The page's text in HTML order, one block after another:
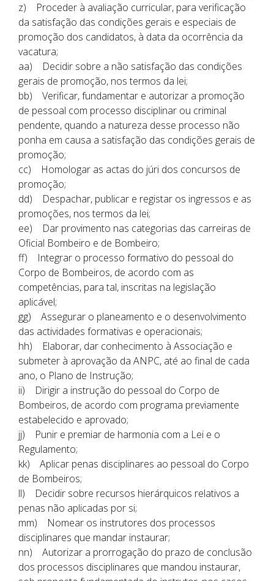
z) Proceder à avaliação curricular, para verificação
da satisfação das condições gerais e especiais de
promoção dos candidatos, à data da ocorrência da
vacatura;
aa) Decidir sobre a não satisfação das condições
gerais de promoção, nos termos da lei;
bb) Verificar, fundamentar e autorizar a promoção
de pessoal com processo disciplinar ou criminal
pendente, quando a natureza desse processo não
ponha em causa a satisfação das condições gerais de
promoção;
cc) Homologar as actas do júri dos concursos de
promoção;
dd) Despachar, publicar e registar os ingressos e as
promoções, nos termos da lei;
ee) Dar provimento nas categorias das carreiras de
Oficial Bombeiro e de Bombeiro;
ff) Integrar o processo formativo do pessoal do
Corpo de Bombeiros, de acordo com as
competências, para tal, inscritas na legislação
aplicável;
gg) Assegurar o planeamento e o desenvolvimento
das actividades formativas e operacionais;
hh) Elaborar, dar conhecimento à Associação e
submeter à aprovação da ANPC, até ao final de cada
ano, o Plano de Instrução;
ii) Dirigir a instrução do pessoal do Corpo de
Bombeiros, de acordo com programa previamente
estabelecido e aprovado;
jj) Punir e premiar de harmonia com a Lei e o
Regulamento;
kk) Aplicar penas disciplinares ao pessoal do Corpo
de Bombeiros;
ll) Decidir sobre recursos hierárquicos relativos a
penas não aplicadas por si;
mm) Nomear os instrutores dos processos
disciplinares que mandar instaurar;
nn) Autorizar a prorrogação do prazo de conclusão
dos processos disciplinares que mandou instaurar,